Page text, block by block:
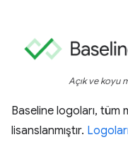
Açık ve koyu
Baseline logoları, tüm
lisanslanmıştır.